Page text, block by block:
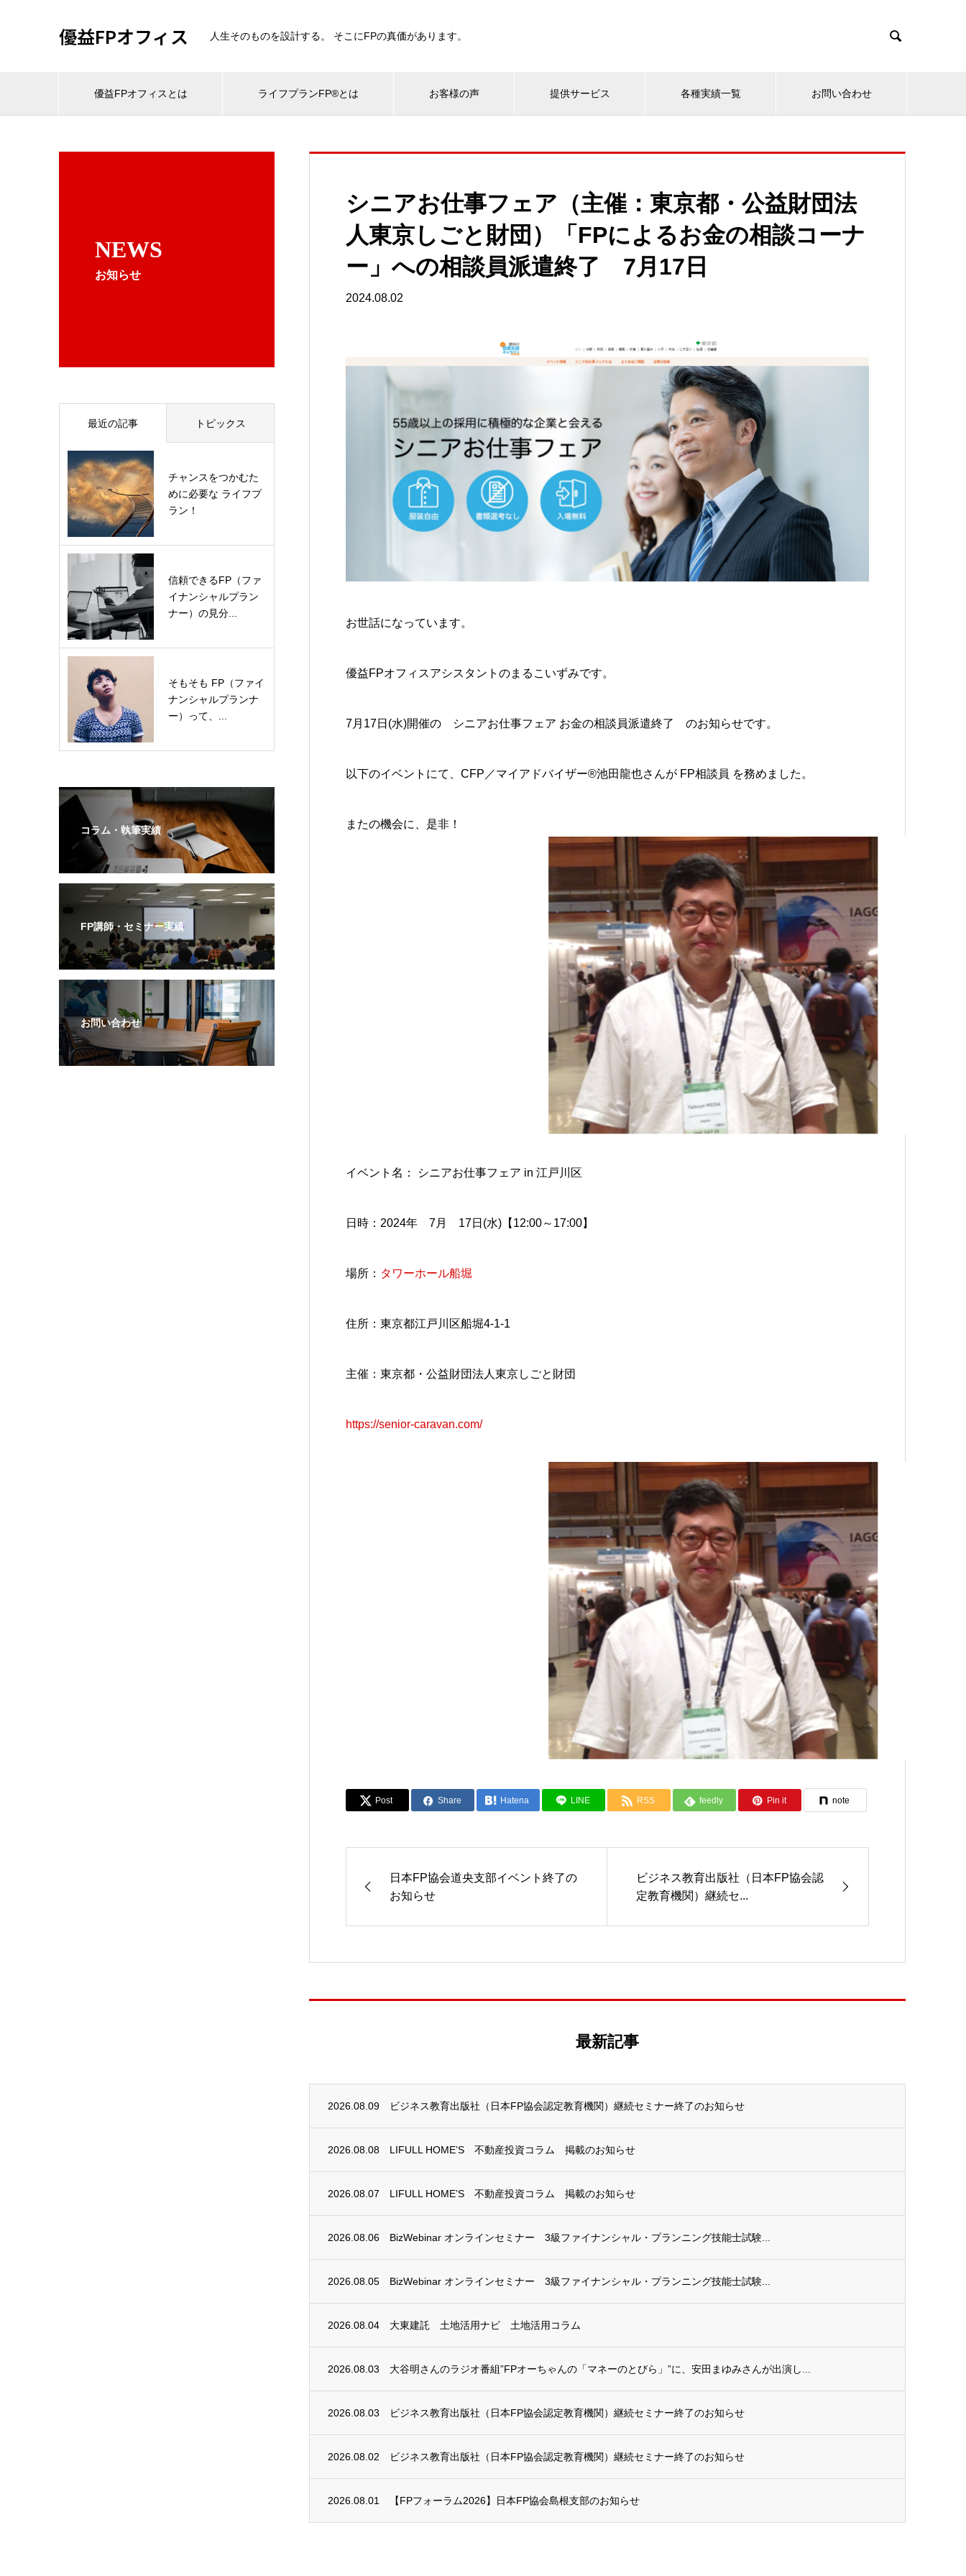
優益FPオフィス 人生そのものを設計する。 そこにFPの真価があります。 
優益FPオフィスとは ライフプランFP®とは お客様の声 提供サービス 各種実績一覧 お問い合わせ
NEWS
お知らせ
シニアお仕事フェア（主催：東京都・公益財団法
人東京しごと財団）「FPによるお金の相談コーナ
ー」への相談員派遣終了 7月17日
2024.08.02
お世話になっています。
優益FPオフィスアシスタントのまるこいずみです。
7月17日(水)開催の シニアお仕事フェア お金の相談員派遣終了 のお知らせです。
以下のイベントにて、CFP／マイアドバイザー®池田龍也さんが FP相談員 を務めました。
またの機会に、是非！
イベント名： シニアお仕事フェア in 江戸川区
日時：2024年 7月 17日(水)【12:00～17:00】
場所： タワーホール船堀
住所：東京都江戸川区船堀4-1-1
主催：東京都・公益財団法人東京しごと財団
https://senior-caravan.com/
Post Share Hatena LINE RSS feedly Pin it note
日本FP協会道央支部イベント終了の
お知らせ
ビジネス教育出版社（日本FP協会認
定教育機関）継続セ...
最新記事
2026.08.09 ビジネス教育出版社（日本FP協会認定教育機関）継続セミナー終了のお知らせ
2026.08.08 LIFULL HOME’S 不動産投資コラム 掲載のお知らせ
2026.08.07 LIFULL HOME’S 不動産投資コラム 掲載のお知らせ
2026.08.06 BizWebinar オンラインセミナー 3級ファイナンシャル・プランニング技能士試験...
2026.08.05 BizWebinar オンラインセミナー 3級ファイナンシャル・プランニング技能士試験...
2026.08.04 大東建託 土地活用ナビ 土地活用コラム
2026.08.03 大谷明さんのラジオ番組”FPオーちゃんの「マネーのとびら」”に、安田まゆみさんが出演し...
2026.08.03 ビジネス教育出版社（日本FP協会認定教育機関）継続セミナー終了のお知らせ
2026.08.02 ビジネス教育出版社（日本FP協会認定教育機関）継続セミナー終了のお知らせ
2026.08.01 【FPフォーラム2026】日本FP協会島根支部のお知らせ
最近の記事 トピックス
チャンスをつかむた
めに必要な ライフプ
ラン！
信頼できるFP（ファ
イナンシャルプラン
ナー）の見分...
そもそも FP（ファイ
ナンシャルプランナ
ー）って、...
コラム・執筆実績
FP講師・セミナー実績
お問い合わせ